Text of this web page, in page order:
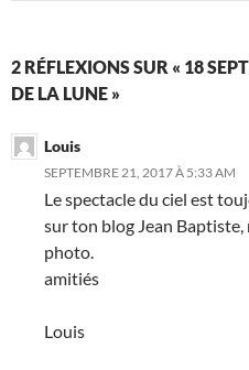
2 RÉFLEXIONS SUR « 18
DE LA LUNE »
Louis
SEPTEMBRE 21, 2017 À 5:33 AM
Le spectacle du ciel est
sur ton blog Jean Baptiste,
photo.
amitiés
Louis